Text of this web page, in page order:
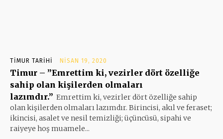
TIMUR TARIHI NISAN 19, 2020
Timur – ”Emrettim ki, vezirler dört özelliğe
sahip olan kişilerden olmaları
lazımdır.” Emrettim ki, vezirler dört özelliğe sahip
olan kişilerden olmaları lazımdır. Birincisi, akıl ve feraset;
ikincisi, asalet ve nesil temizliği; üçüncüsü, sipahi ve
raiyeye hoş muamele...